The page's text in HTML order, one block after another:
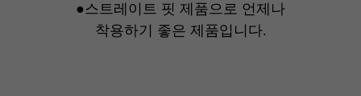
●스트레이트 핏 제품으로 언제나
착용하기 좋은 제품입니다.